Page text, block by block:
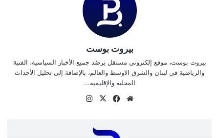
بيروت بوست
بيروت بوست، موقع إلكتروني مستقل يَرصُد جميع الأخبار السياسية، الفنية
والرياضية في لبنان والشرق الاوسط والعالم، بالإضافة إلى تحليل الأحداث
المحلية والإقليمية...
موقع
فيسبوك
‫X